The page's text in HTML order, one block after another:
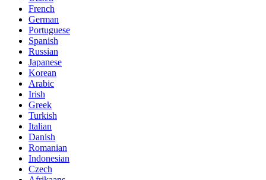
French
German
Portuguese
Spanish
Russian
Japanese
Korean
Arabic
Irish
Greek
Turkish
Italian
Danish
Romanian
Indonesian
Czech